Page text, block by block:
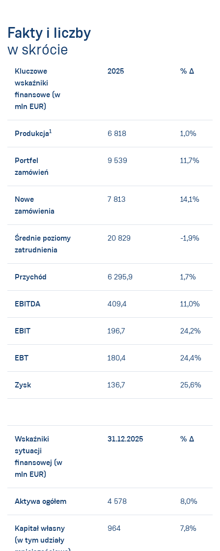
Fakty i liczby
w skrócie
Kluczowe
wskaźniki
finansowe (w
mln EUR)
2025 % ∆
Produkcja1 6 818 1,0%
Portfel
zamówień
9 539 11,7%
Nowe
zamówienia
7 813 14,1%
Średnie poziomy
zatrudnienia
20 829 -1,9%
Przychód 6 295,9 1,7%
EBITDA 409,4 11,0%
EBIT 196,7 24,2%
EBT 180,4 24,4%
Zysk 136,7 25,6%
Wskaźniki
sytuacji
finansowej (w
mln EUR)
31.12.2025 % ∆
Aktywa ogółem 4 578 8,0%
Kapitał własny
(w tym udziały
964 7,8%